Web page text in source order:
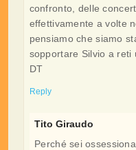
confronto, delle
effettivamente a volte
pensiamo che siamo
sopportare Silvio a reti
DT
Reply
Tito Giraudo
Perché sei